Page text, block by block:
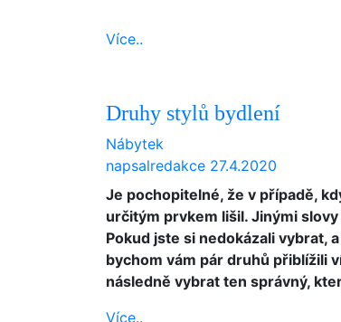
Více..
Druhy stylů bydlení
Nábytek
napsalredakce 27.4.2020
Je pochopitelné, že v případě,
určitým prvkem lišil. Jinými
Pokud jste si nedokázali vybrat,
bychom vám pár druhů přiblížili
následně vybrat ten správný,
Více..